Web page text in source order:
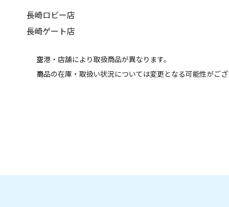
長崎ロビー店
長崎ゲート店
空港・店舗により取扱商品が異なります。
商品の在庫・取扱い状況については変更となる可能性がご